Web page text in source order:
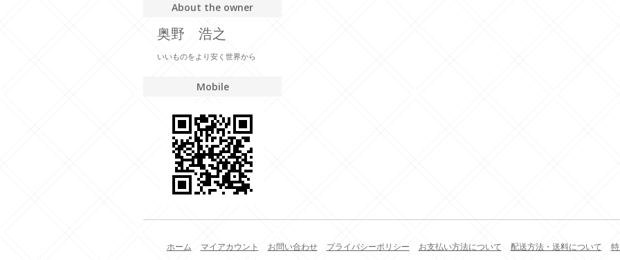
About the owner
奥野 浩之
いいものをより安く世界から
Mobile
ホーム マイアカウント お問い合わせ プライバシーポリシー お支払い方法について 配送方法・送料について